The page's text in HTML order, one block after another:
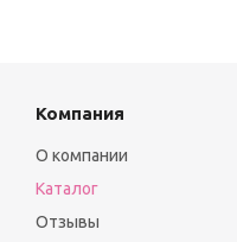
Компания
О компании
Каталог
Отзывы